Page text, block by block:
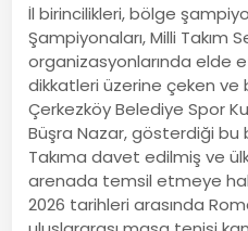
İl birincilikleri, bölge
Şampiyonaları, Milli Takım
organizasyonlarında elde
dikkatleri üzerine çeken ve
Çerkezköy Belediye Spor
Büşra Nazar, gösterdiği bu
Takıma davet edilmiş ve
arenada temsil etmeye
2026 tarihleri arasında